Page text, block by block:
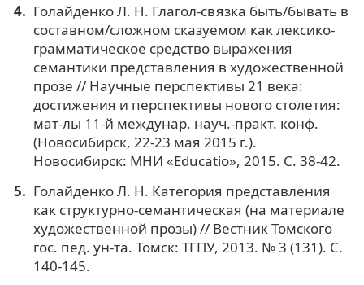
Голайденко Л. Н. Глагол-связка быть/бывать в
составном/сложном сказуемом как лексико-
грамматическое средство выражения
семантики представления в художественной
прозе // Научные перспективы 21 века:
достижения и перспективы нового столетия:
мат-лы 11-й междунар. науч.-практ. конф.
(Новосибирск, 22-23 мая 2015 г.).
Новосибирск: МНИ «Educatio», 2015. С. 38-42.
Голайденко Л. Н. Категория представления
как структурно-семантическая (на материале
художественной прозы) // Вестник Томского
гос. пед. ун-та. Томск: ТГПУ, 2013. № 3 (131). С.
140-145.